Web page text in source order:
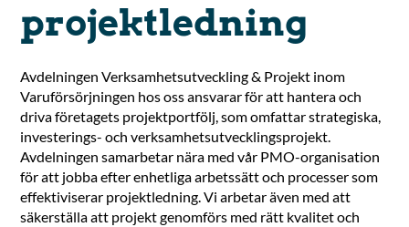
projektledning
Avdelningen Verksamhetsutveckling & Projekt inom
Varuförsörjningen hos oss ansvarar för att hantera och
driva företagets projektportfölj, som omfattar strategiska,
investerings- och verksamhetsutvecklingsprojekt.
Avdelningen samarbetar nära med vår PMO-organisation
för att jobba efter enhetliga arbetssätt och processer som
effektiviserar projektledning. Vi arbetar även med att
säkerställa att projekt genomförs med rätt kvalitet och